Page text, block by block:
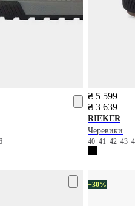
₴ 5 599
₴ 3 639
RIEKER
Черевики
40414243
−30%